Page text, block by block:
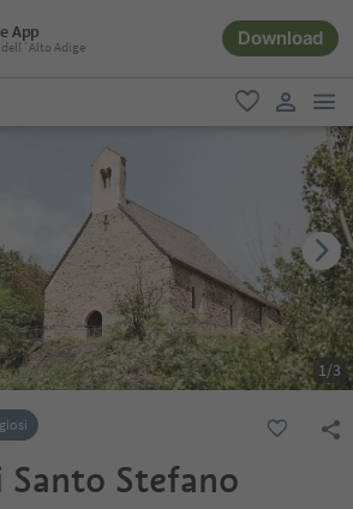
App
Adige Download
favoriti
user link
1/3
Santo Stefano